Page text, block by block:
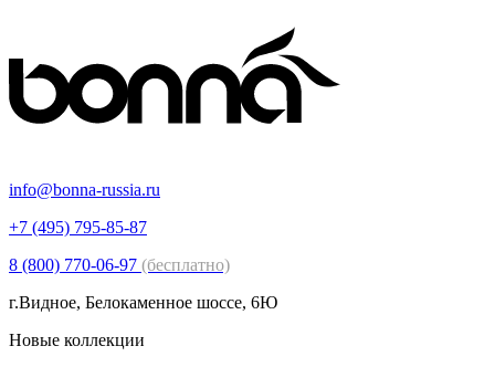
info@bonna-russia.ru
+7 (495) 795-85-87
8 (800) 770-06-97 (бесплатно)
г.Видное, Белокаменное шоссе, 6Ю
Новые коллекции